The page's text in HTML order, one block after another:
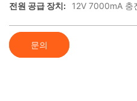
전원 공급 장치:
12V 7000mA 충
문의